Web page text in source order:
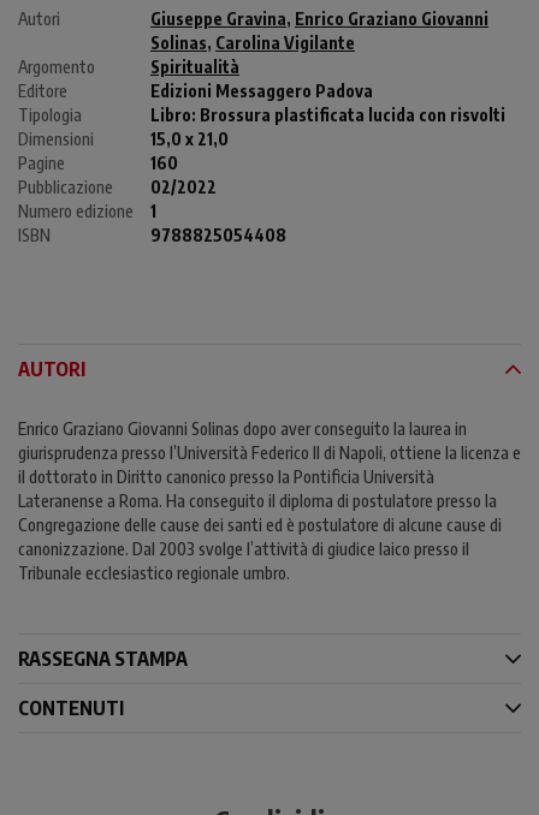
Autori Giuseppe Gravina, Enrico Graziano Giovanni
Solinas, Carolina Vigilante
Argomento
Spiritualità
Editore
Edizioni Messaggero Padova
Tipologia
Libro: Brossura plastificata lucida con risvolti
Dimensioni
15,0 x 21,0
Pagine
160
Pubblicazione
02/2022
Numero edizione
1
ISBN
9788825054408
AUTORI
Enrico Graziano Giovanni Solinas dopo aver conseguito la laurea in
giurisprudenza presso l’Università Federico II di Napoli, ottiene la licenza e
il dottorato in Diritto canonico presso la Pontificia Università
Lateranense a Roma. Ha conseguito il diploma di postulatore presso la
Congregazione delle cause dei santi ed è postulatore di alcune cause di
canonizzazione. Dal 2003 svolge l’attività di giudice laico presso il
Tribunale ecclesiastico regionale umbro.
RASSEGNA STAMPA
CONTENUTI